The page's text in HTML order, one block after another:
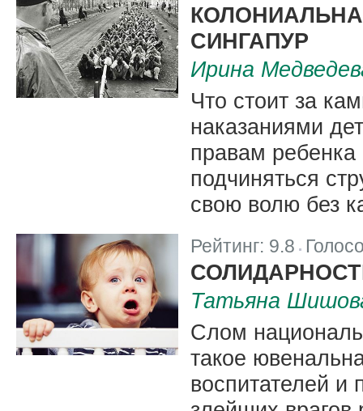
СИНГАПУР
Ирина
Что стоит за
наказаниями
правам
подчиняться
свою волю без
Рейтинг: 9.8
Татьяна
Слом
такое
воспитателей и